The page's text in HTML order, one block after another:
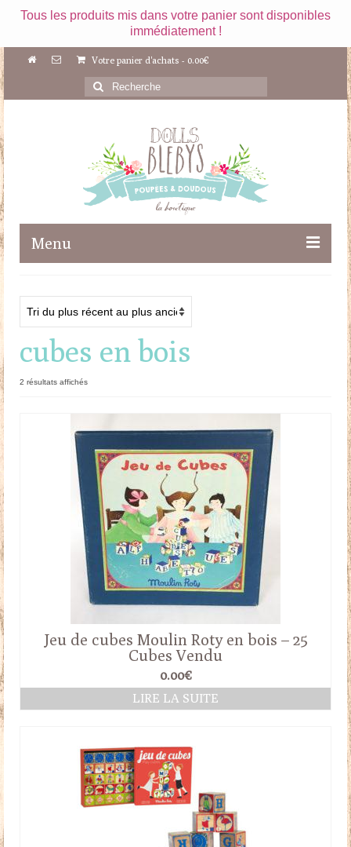
Tous les produits mis dans votre panier sont disponibles
immédiatement !
Votre panier d'achats - 0.00€
Rechercher
:
Menu
Maileg
Poupées
Doudous
Mobilier & Accessoires
Contact
cubes en bois
2 résultats affichésTrié
récent
plus
ancien
Jeu de cubes Moulin Roty en bois – 25
Cubes Vendu
0.00€
LIRE LA SUITE